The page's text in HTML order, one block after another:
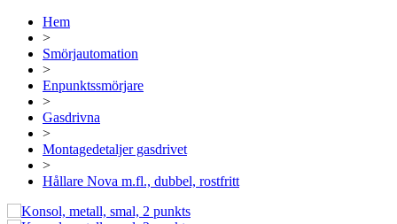
Hem
>
Smörjautomation
>
Enpunktssmörjare
>
Gasdrivna
>
Montagedetaljer gasdrivet
>
Hållare Nova m.fl., dubbel, rostfritt